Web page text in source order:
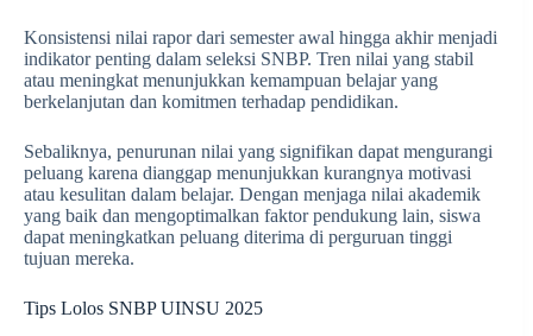
Konsistensi nilai rapor dari semester awal hingga akhir menjadi
indikator penting dalam seleksi SNBP. Tren nilai yang stabil
atau meningkat menunjukkan kemampuan belajar yang
berkelanjutan dan komitmen terhadap pendidikan.
Sebaliknya, penurunan nilai yang signifikan dapat mengurangi
peluang karena dianggap menunjukkan kurangnya motivasi
atau kesulitan dalam belajar. Dengan menjaga nilai akademik
yang baik dan mengoptimalkan faktor pendukung lain, siswa
dapat meningkatkan peluang diterima di perguruan tinggi
tujuan mereka.
Tips Lolos SNBP UINSU 2025